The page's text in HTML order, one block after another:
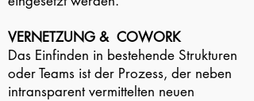
VERNETZUNG & COWORK
Das Einfinden in bestehende Strukturen
oder Teams ist der Prozess, der neben
intransparent vermittelten neuen